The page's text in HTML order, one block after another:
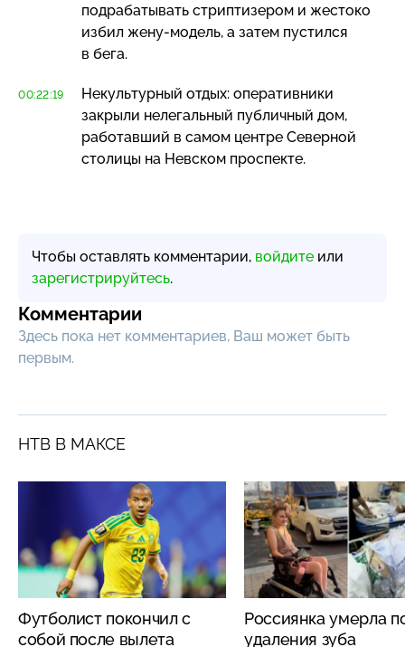
подрабатывать стриптизером и жестоко
избил жену-модель, а затем пустился
в бега.
00:22:19
Некультурный отдых: оперативники
закрыли нелегальный публичный дом,
работавший в самом центре Северной
столицы на Невском проспекте.
Чтобы оставлять комментарии, войдите или
зарегистрируйтесь.
Комментарии
Здесь пока нет комментариев, Ваш может быть
первым.
НТВ В МАКСЕ
Футболист покончил с
собой после вылета
Россиянка умерла
удаления зуба